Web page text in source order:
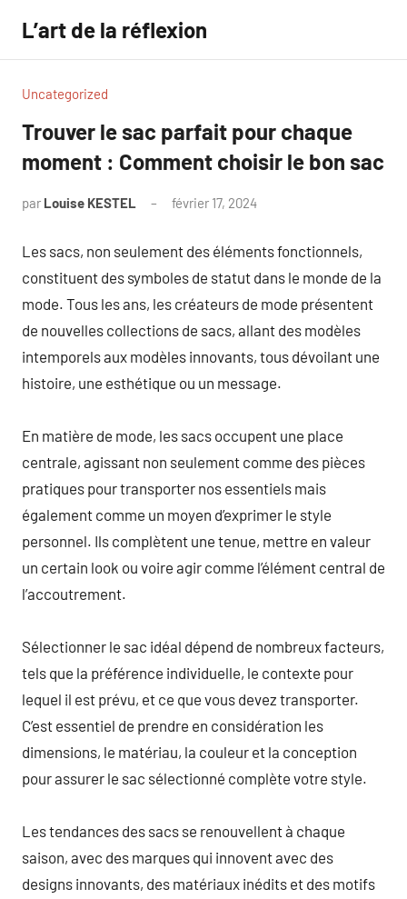
contenu
L’art de la réflexion
Uncategorized
Trouver le sac parfait pour chaque
moment : Comment choisir le bon sac
par Louise KESTEL février 17, 2024
Les sacs, non seulement des éléments fonctionnels,
constituent des symboles de statut dans le monde de la
mode. Tous les ans, les créateurs de mode présentent
de nouvelles collections de sacs, allant des modèles
intemporels aux modèles innovants, tous dévoilant une
histoire, une esthétique ou un message.
En matière de mode, les sacs occupent une place
centrale, agissant non seulement comme des pièces
pratiques pour transporter nos essentiels mais
également comme un moyen d’exprimer le style
personnel. Ils complètent une tenue, mettre en valeur
un certain look ou voire agir comme l’élément central de
l’accoutrement.
Sélectionner le sac idéal dépend de nombreux facteurs,
tels que la préférence individuelle, le contexte pour
lequel il est prévu, et ce que vous devez transporter.
C’est essentiel de prendre en considération les
dimensions, le matériau, la couleur et la conception
pour assurer le sac sélectionné complète votre style.
Les tendances des sacs se renouvellent à chaque
saison, avec des marques qui innovent avec des
designs innovants, des matériaux inédits et des motifs